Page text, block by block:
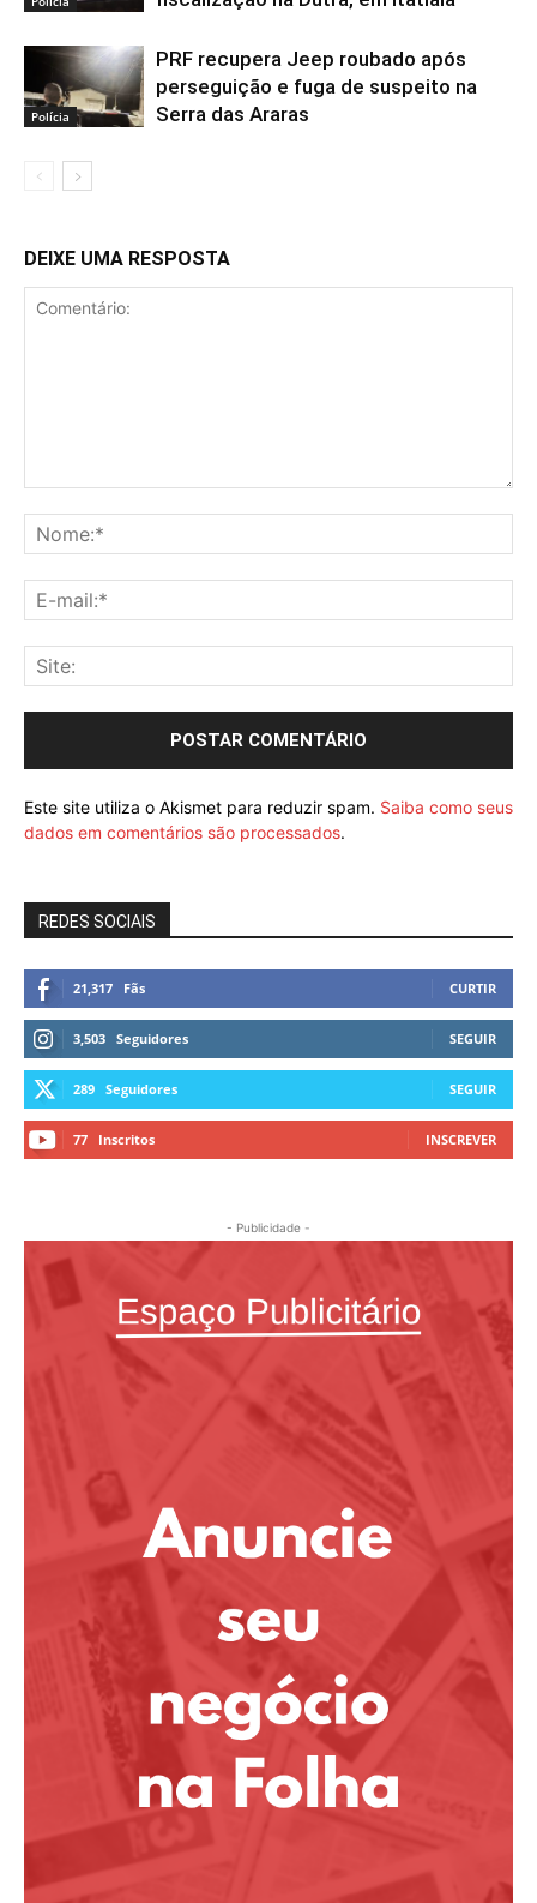
Polícia
PRF recupera Jeep roubado após
perseguição e fuga de suspeito na
Serra das Araras
DEIXE UMA RESPOSTA
Este site utiliza o Akismet para reduzir spam. Saiba como seus
dados em comentários são processados.
REDES SOCIAIS
21,317 Fãs CURTIR
3,503 Seguidores SEGUIR
289 Seguidores SEGUIR
77 Inscritos INSCREVER
- Publicidade -